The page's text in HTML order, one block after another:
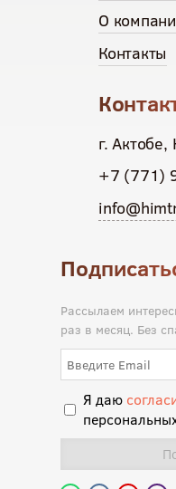
О
Контакты
г. Актобе,
+7 (771)
Рассылаем
раз в месяц. Без
Я даю